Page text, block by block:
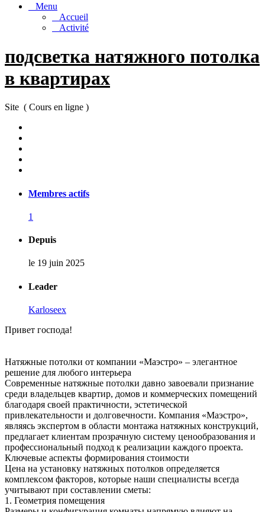
Menu
Accueil
Activité
подсветка натяжного потолка
в квартирах
Site ( Cours en ligne )
Membres actifs
1
Depuis
le 19 juin 2025
Leader
Karloseex
Привет господа!
Натяжные потолки от компании «Маэстро» – элегантное
решение для любого интерьера
Современные натяжные потолки давно завоевали признание
среди владельцев квартир, домов и коммерческих помещений
благодаря своей практичности, эстетической
привлекательности и долговечности. Компания «Маэстро»,
являясь экспертом в области монтажа натяжных конструкций,
предлагает клиентам прозрачную систему ценообразования и
профессиональный подход к реализации каждого проекта.
Ключевые аспекты формирования стоимости
Цена на установку натяжных потолков определяется
комплексом факторов, которые наши специалисты всегда
учитывают при составлении сметы:
1. Геометрия помещения